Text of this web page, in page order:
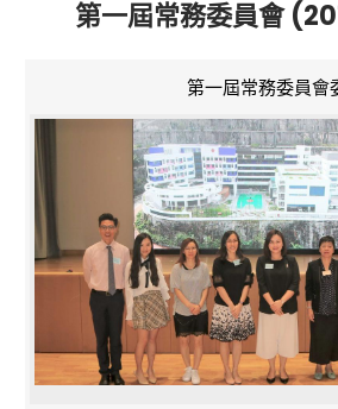
第一屆常務委員會
第一屆常務委員會